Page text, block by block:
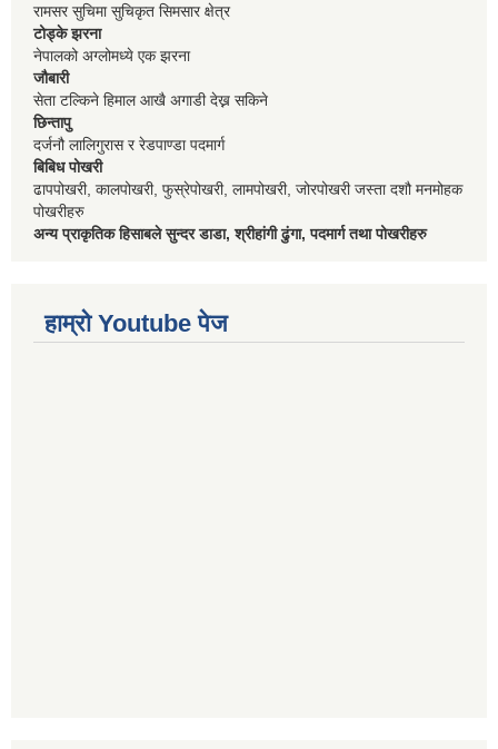
रामसर सुचिमा सुचिकृत सिमसार क्षेत्र
टोड्के झरना
नेपालको अग्लोमध्ये एक झरना
जौबारी
सेता टल्किने हिमाल आखै अगाडी देख्न सकिने
छिन्तापु
दर्जनौ लालिगुरास र रेडपाण्डा पदमार्ग
बिबिध पोखरी
ढापपोखरी, कालपोखरी, फुस्रेपोखरी, लामपोखरी, जोरपोखरी जस्ता दशौ मनमोहक
पोखरीहरु
अन्य प्राकृतिक हिसाबले सुन्दर डाडा, श्रीहांगी ढुंगा, पदमार्ग तथा पोखरीहरु
हाम्रो Youtube पेज